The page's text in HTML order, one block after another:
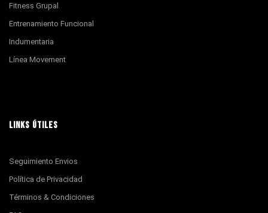
Fitness Grupal
Entrenamiento Funcional
Indumentaria
Línea Movement
LINKS ÚTILES
Seguimiento Envios
Política de Privacidad
Términos & Condiciones